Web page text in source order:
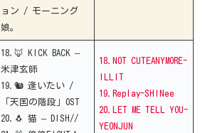
ョン / モーニング
娘。
18.🦊 KICK BACK –
米津玄師
19.🐿️ 逢いたい /
「天国の階段」OST
20.🐧 猫 – DISH//
18.NOT CUTEANYMORE-
ILLIT
19.Replay-SHINee
20.LET ME TELL YOU-
YEONJUN